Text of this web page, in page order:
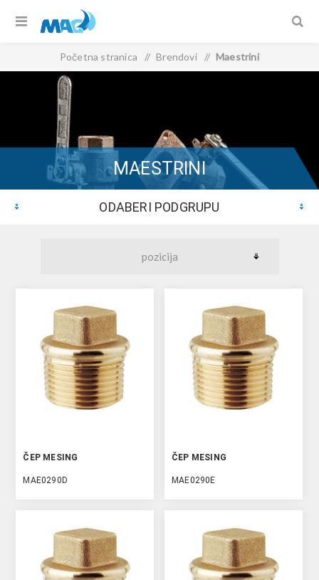
Početna stranica / Brendovi / Maestrini
MAESTRINI
ODABERI PODGRUPU
ČEP MESING
MAE0290D
ČEP MESING
MAE0290E